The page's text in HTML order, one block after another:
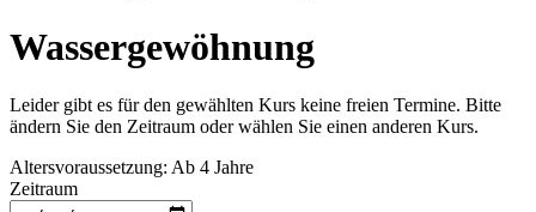
Wassergewöhnung
Leider gibt es für den gewählten Kurs keine freien Termine. Bitte
ändern Sie den Zeitraum oder wählen Sie einen anderen Kurs.
Altersvoraussetzung: Ab 4 Jahre
Zeitraum